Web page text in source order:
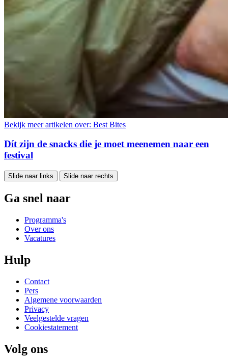
Bekijk meer artikelen over: Best Bites
Dít zijn de snacks die je moet meenemen naar een
festival
Slide naar links Slide naar rechts
Ga snel naar
Programma's
Over ons
Vacatures
Hulp
Contact
Pers
Algemene voorwaarden
Privacy
Veelgestelde vragen
Cookiestatement
Volg ons